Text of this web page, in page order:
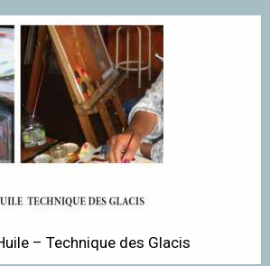
– Technique des Glacis